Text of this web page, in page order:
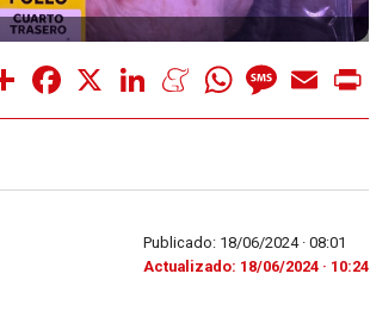
Share Facebook LinkedInMeneameWhatsAppMessage
Email
Publicado: 18/06/2024 · 08:01
Actualizado: 18/06/2024 · 10:24